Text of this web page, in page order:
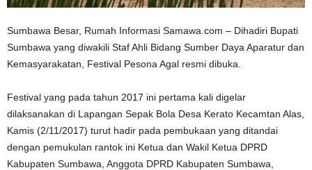
Sumbawa Besar, Rumah Informasi Samawa.com – Dihadiri Bupati
Sumbawa yang diwakili Staf Ahli Bidang Sumber Daya Aparatur dan
Kemasyarakatan, Festival Pesona Agal resmi dibuka.
Festival yang pada tahun 2017 ini pertama kali digelar
dilaksanakan di Lapangan Sepak Bola Desa Kerato Kecamtan Alas,
Kamis (2/11/2017) turut hadir pada pembukaan yang ditandai
dengan pemukulan rantok ini Ketua dan Wakil Ketua DPRD
Kabupaten Sumbawa, Anggota DPRD Kabupaten Sumbawa,